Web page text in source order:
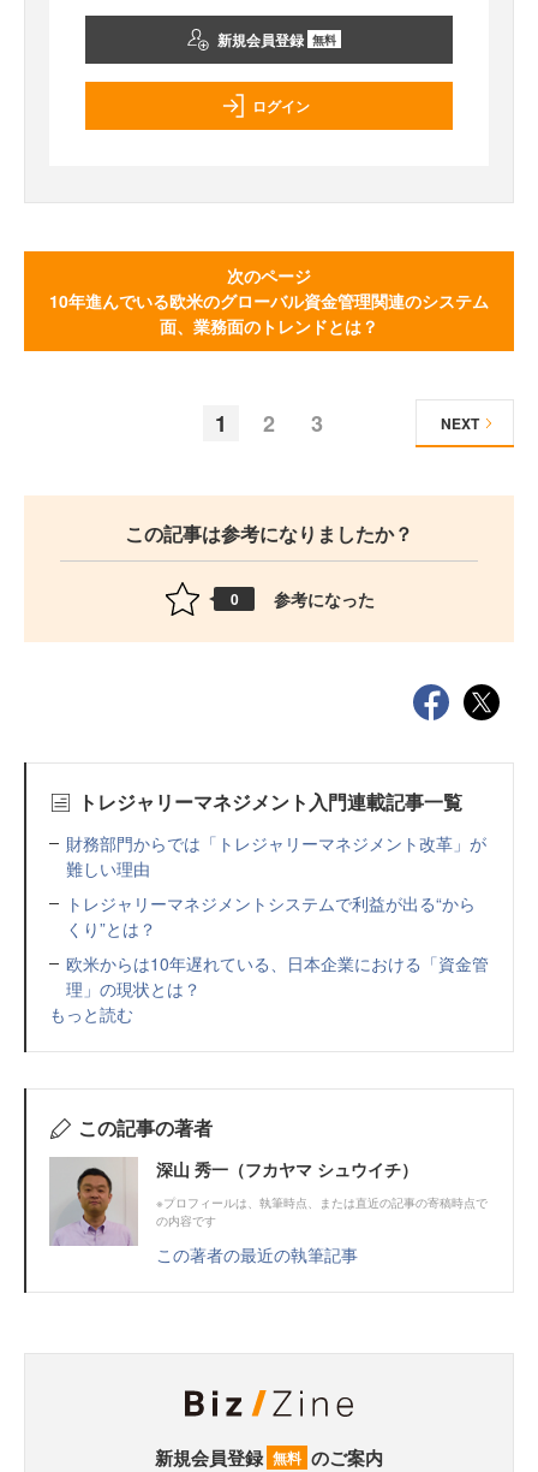
新規会員登録 無料
ログイン
次のページ
10年進んでいる欧米のグローバル資金管理関連のシステム
面、業務面のトレンドとは？
1 2 3 NEXT
この記事は参考になりましたか？
0 参考になった
トレジャリーマネジメント入門連載記事一覧
財務部門からでは「トレジャリーマネジメント改革」が
難しい理由
トレジャリーマネジメントシステムで利益が出る“から
くり”とは？
欧米からは10年遅れている、日本企業における「資金管
理」の現状とは？
もっと読む
この記事の著者
深山 秀一（フカヤマ シュウイチ）
※プロフィールは、執筆時点、または直近の記事の寄稿時点で
の内容です
この著者の最近の執筆記事
新規会員登録 無料 のご案内